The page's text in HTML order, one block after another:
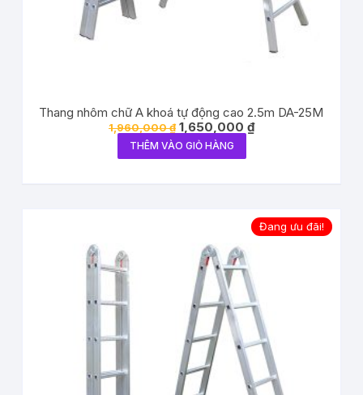
Thang nhôm chữ A khoá tự động cao 2.5m DA-25M
1,960,000₫ 1,650,000 ₫
THÊM VÀO GIỎ HÀNG
Đang ưu đãi!